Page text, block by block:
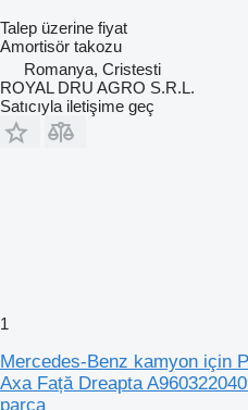
Talep üzerine fiyat
Amortisör takozu
Romanya, Cristesti
ROYAL DRU AGRO S.R.L.
Satıcıyla iletişime geç
1
Mercedes-Benz kamyon için
Axa Față Dreapta
parça